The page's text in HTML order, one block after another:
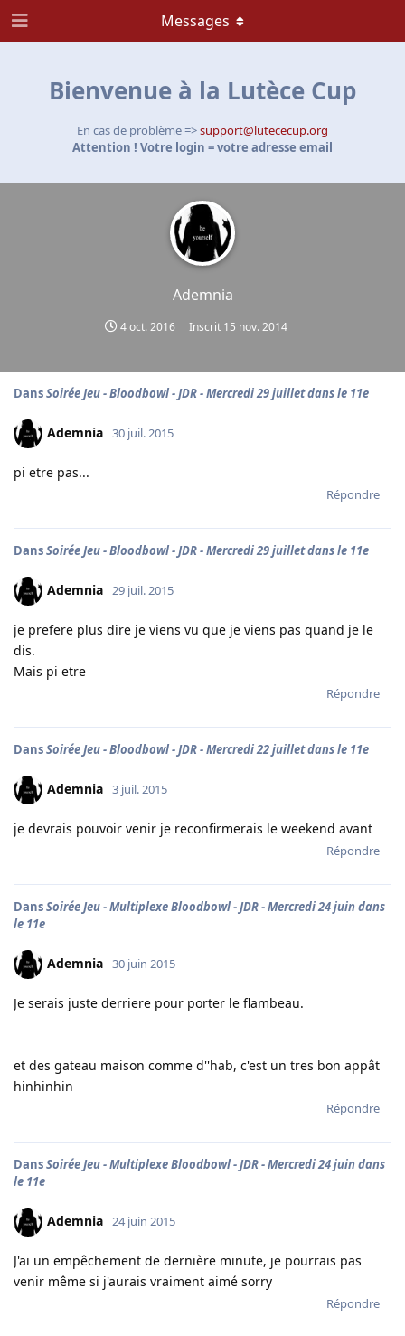
Bienvenue à la Lutèce Cup
En cas de problème =>support@lutececup.org
Attention ! Votre login = votre adresse email
Ademnia
4 oct. 2016 Inscrit 15 nov. 2014
Messages
DansSoirée Jeu - Bloodbowl - JDR - Mercredi 29 juillet dans le 11e
Ademnia 30 juil. 2015
pi etre pas...
Répondre
DansSoirée Jeu - Bloodbowl - JDR - Mercredi 29 juillet dans le 11e
Ademnia 29 juil. 2015
je prefere plus dire je viens vu que je viens pas quand je le
dis.
Mais pi etre
Répondre
DansSoirée Jeu - Bloodbowl - JDR - Mercredi 22 juillet dans le 11e
Ademnia 3 juil. 2015
je devrais pouvoir venir je reconfirmerais le weekend avant
Répondre
DansSoirée Jeu - Multiplexe Bloodbowl - JDR - Mercredi 24 juin dans
le 11e
Ademnia 30 juin 2015
Je serais juste derriere pour porter le flambeau.
et des gateau maison comme d''hab, c'est un tres bon appât
hinhinhin
Répondre
DansSoirée Jeu - Multiplexe Bloodbowl - JDR - Mercredi 24 juin dans
le 11e
Ademnia 24 juin 2015
J'ai un empêchement de dernière minute, je pourrais pas
venir même si j'aurais vraiment aimé sorry
Répondre